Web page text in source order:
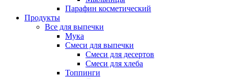
Парафин косметический
Продукты
Все для выпечки
Мука
Смеси для выпечки
Смеси для десертов
Смеси для хлеба
Топпинги